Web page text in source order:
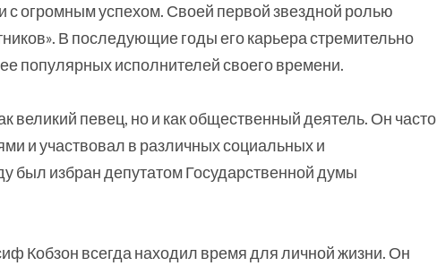
с огромным успехом. Своей первой звездной ролью
В последующие годы его карьера стремительно
популярных исполнителей своего времени.
великий певец, но и как общественный деятель. Он часто
и участвовал в различных социальных и
был избран депутатом Государственной думы
Кобзон всегда находил время для личной жизни. Он